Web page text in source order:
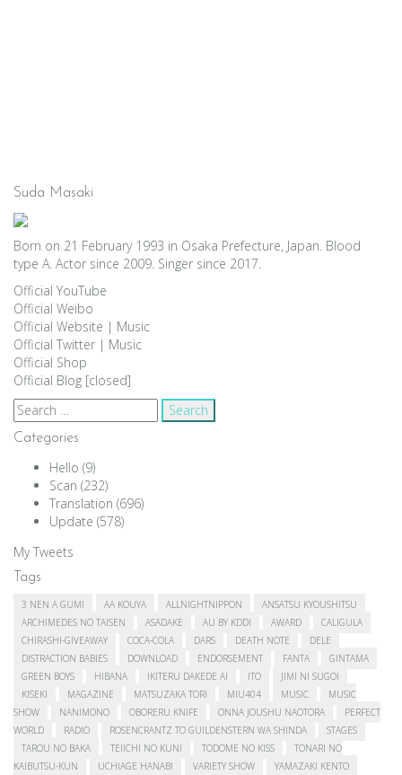
Suda Masaki
Born on 21 February 1993 in Osaka Prefecture, Japan. Blood
type A. Actor since 2009. Singer since 2017.
Official YouTube
Official Weibo
Official Website | Music
Official Twitter | Music
Official Shop
Official Blog [closed]
Search
for:
Categories
Hello (9)
Scan (232)
Translation (696)
Update (578)
My Tweets
Tags
3 NEN A GUMI AA KOUYA ALLNIGHTNIPPON
ANSATSU KYOUSHITSU
ARCHIMEDES NO TAISEN
ASADAKE AU BY KDDI AWARD
CALIGULA
CHIRASHI-GIVEAWAY
COCA-COLA DARS DEATH NOTE
DELE
DISTRACTION BABIES
DOWNLOAD ENDORSEMENT FANTA
GINTAMA
GREEN BOYS
HIBANA IKITERU DAKEDE AI ITO
JIMI NI SUGOI
KISEKI
MAGAZINE MATSUZAKA TORI MIU404 MUSIC
MUSIC
SHOW
NANIMONO OBORERU KNIFE ONNA JOUSHU NAOTORA
PERFECT
WORLD
RADIO ROSENCRANTZ TO GUILDENSTERN WA SHINDA
STAGES
TAROU NO BAKA
TEIICHI NO KUNI TODOME NO KISS
TONARI NO
KAIBUTSU-KUN
UCHIAGE HANABI VARIETY SHOW
YAMAZAKI KENTO